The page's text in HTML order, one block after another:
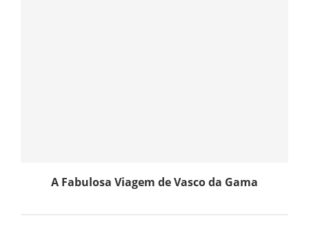
A Fabulosa Viagem de Vasco da Gama